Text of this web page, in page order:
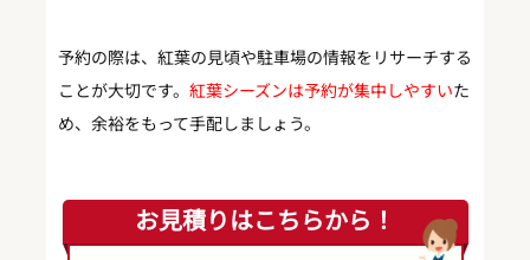
予約の際は、紅葉の見頃や駐車場の情報をリサーチする
ことが大切です。 紅葉シーズンは予約が集中しやすいた
め、余裕をもって手配しましょう。
お見積りはこちらから！